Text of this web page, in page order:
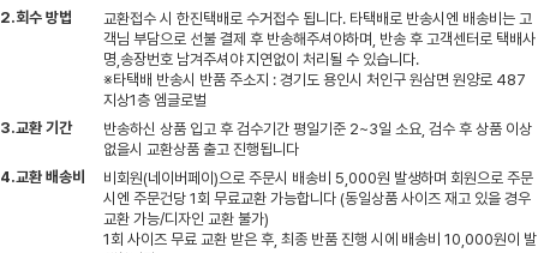
2.회수 방법
교환접수 시 한진택배로 수거접수 됩니다. 타택배로 반송시엔 배송비는 고
객님 부담으로 선불 결제 후 반송해주셔야하며, 반송 후 고객센터로 택배사
명,송장번호 남겨주셔야 지연없이 처리될 수 있습니다.
※타택배 반송시 반품 주소지 : 경기도 용인시 처인구 원삼면 원양로 487
지상1층 엠글로벌
3.교환 기간
반송하신 상품 입고 후 검수기간 평일기준 2~3일 소요, 검수 후 상품 이상
없을시 교환상품 출고 진행됩니다
4.교환 배송비
비회원(네이버페이)으로 주문시 배송비 5,000원 발생하며 회원으로 주문
시엔 주문건당 1회 무료교환 가능합니다 (동일상품 사이즈 재고 있을 경우
교환 가능/디자인 교환 불가)
1회 사이즈 무료 교환 받은 후, 최종 반품 진행 시에 배송비 10,000원이 발